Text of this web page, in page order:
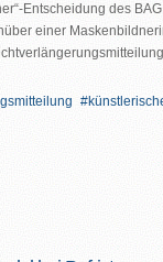
Entscheidung des
einer